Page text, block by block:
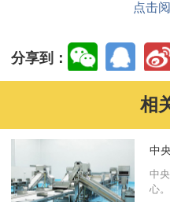
本文出处：http://
点击
分享到：
相
中
中
心